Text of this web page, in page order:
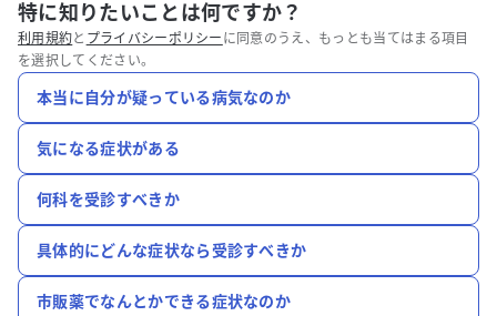
特に知りたいことは何ですか？
利用規約と プライバシーポリシー に同意のうえ、もっとも当てはまる項目
を選択してください。
本当に自分が疑っている病気なのか
気になる症状がある
何科を受診すべきか
具体的にどんな症状なら受診すべきか
市販薬でなんとかできる症状なのか